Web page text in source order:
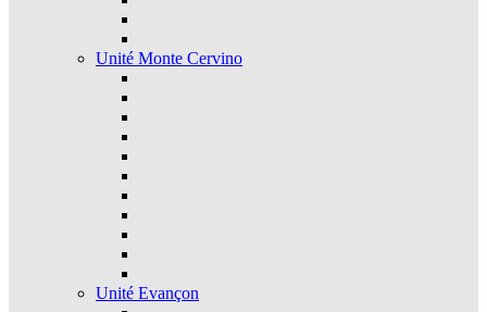
Unité Monte Cervino
Unité Evançon